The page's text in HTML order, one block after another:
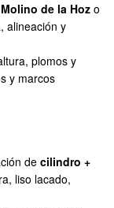
Molino de la Hoz o
alineación y
plomos y
y marcos
decilindro +
liso lacado,